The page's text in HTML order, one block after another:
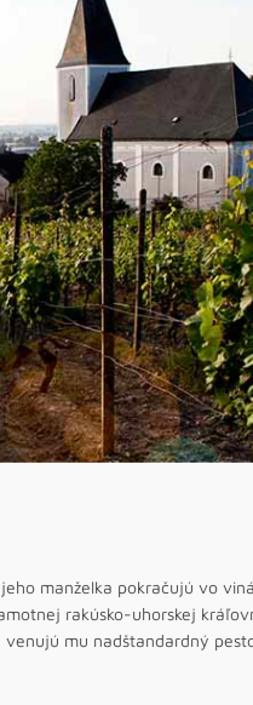
jeho manželka pokračujú vo
rakúsko-uhorskej
mu nadštandardný